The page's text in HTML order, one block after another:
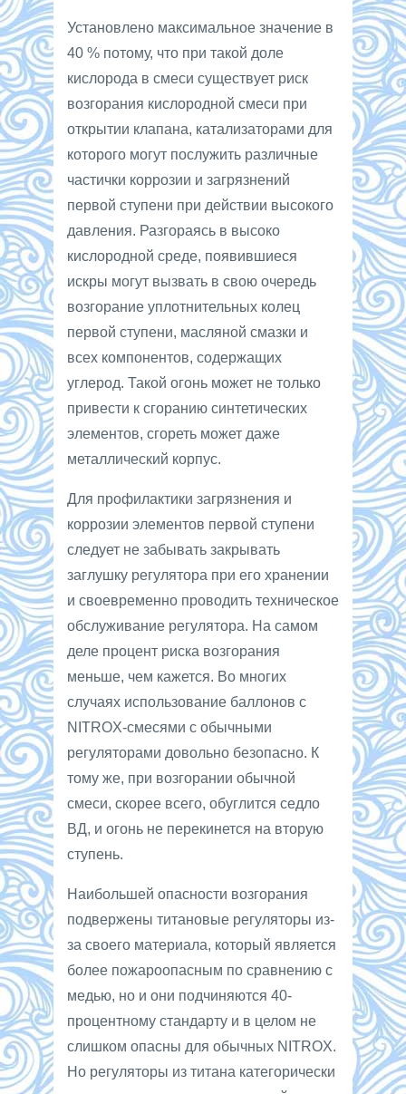
Установлено максимальное значение в
40 % потому, что при такой доле
кислорода в смеси существует риск
возгорания кислородной смеси при
открытии клапана, катализаторами для
которого могут послужить различные
частички коррозии и загрязнений
первой ступени при действии высокого
давления. Разгораясь в высоко
кислородной среде, появившиеся
искры могут вызвать в свою очередь
возгорание уплотнительных колец
первой ступени, масляной смазки и
всех компонентов, содержащих
углерод. Такой огонь может не только
привести к сгоранию синтетических
элементов, сгореть может даже
металлический корпус.
Для профилактики загрязнения и
коррозии элементов первой ступени
следует не забывать закрывать
заглушку регулятора при его хранении
и своевременно проводить техническое
обслуживание регулятора. На самом
деле процент риска возгорания
меньше, чем кажется. Во многих
случаях использование баллонов с
NITROX-смесями с обычными
регуляторами довольно безопасно. К
тому же, при возгорании обычной
смеси, скорее всего, обуглится седло
ВД, и огонь не перекинется на вторую
ступень.
Наибольшей опасности возгорания
подвержены титановые регуляторы из-
за своего материала, который является
более пожароопасным по сравнению с
медью, но и они подчиняются 40-
процентному стандарту и в целом не
слишком опасны для обычных NITROX.
Но регуляторы из титана категорически